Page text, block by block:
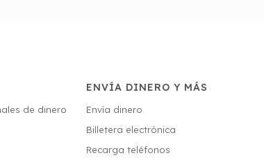
de dinero
ENVÍA DINERO Y MÁS
Envía dinero
Billetera electrónica
Recarga teléfonos